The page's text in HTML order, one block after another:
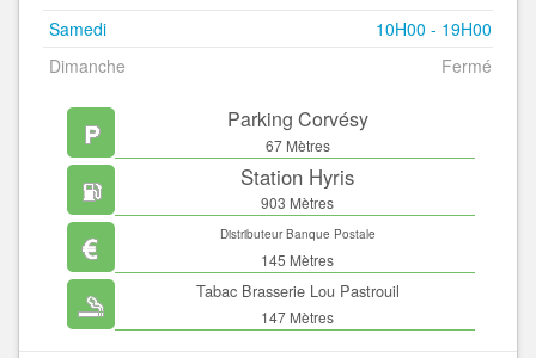
Samedi
10H00 - 19H00
Dimanche
Fermé
Parking Corvésy
67 Mètres
Station Hyris
903 Mètres
Distributeur Banque Postale
145 Mètres
Tabac Brasserie Lou Pastrouil
147 Mètres